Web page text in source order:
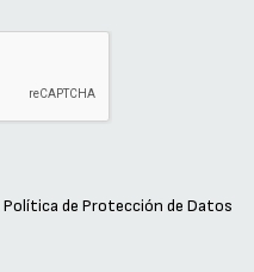
Política de Protección de Datos